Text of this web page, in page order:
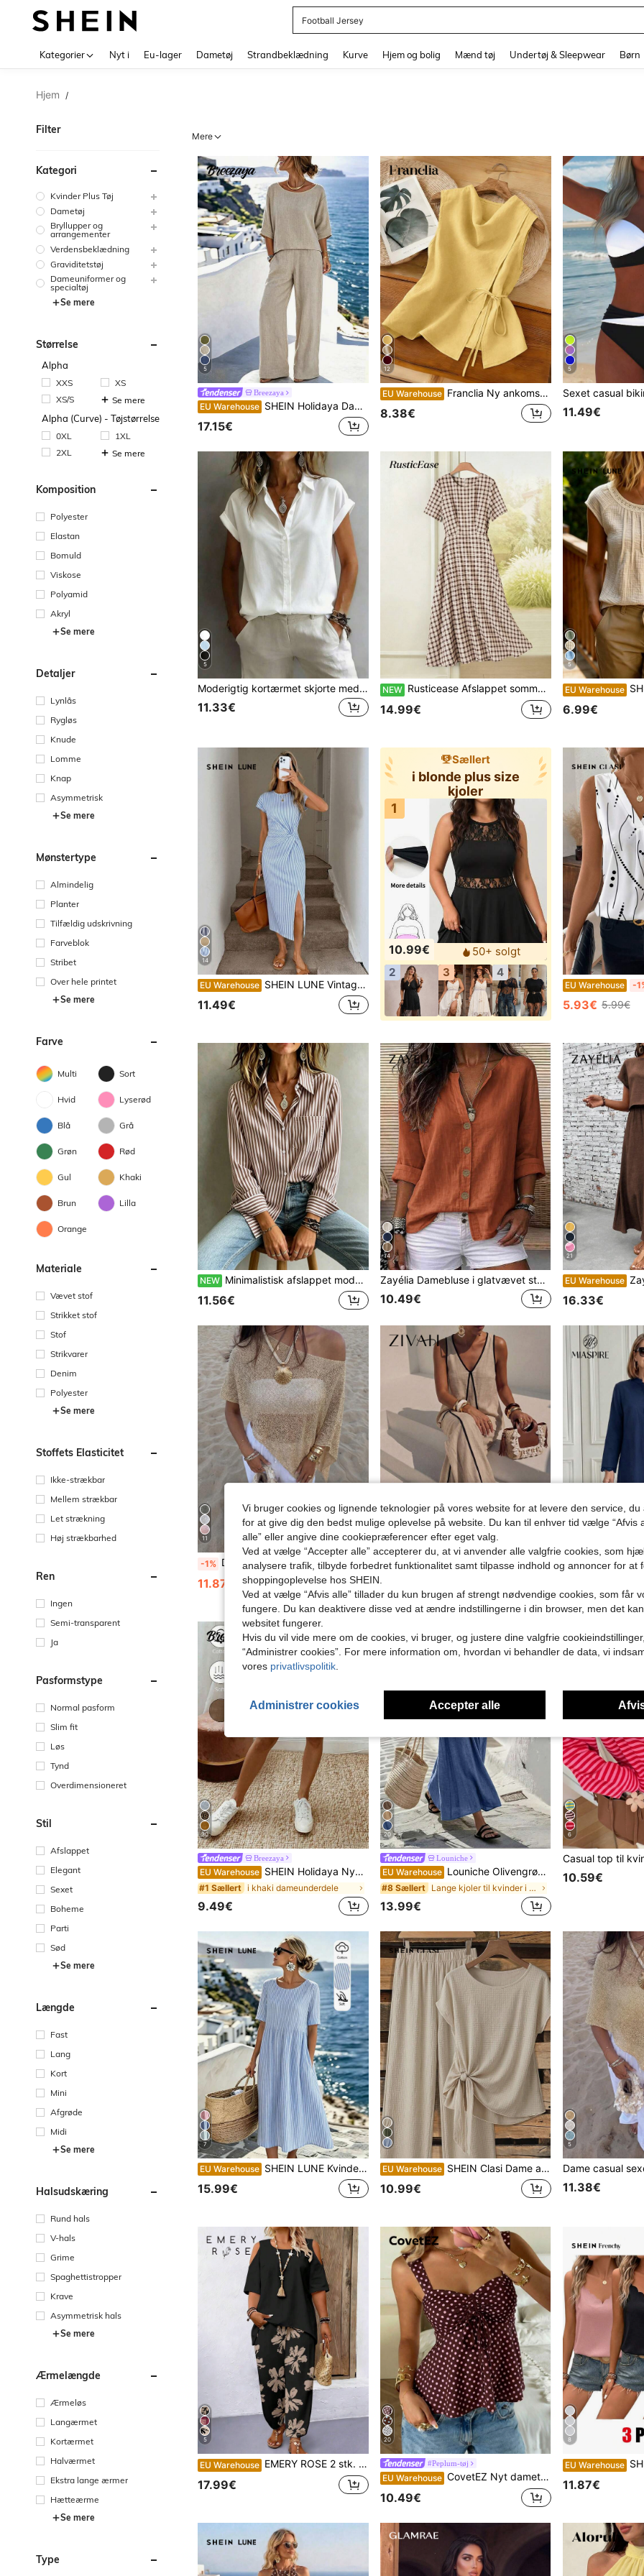
Football Jersey
Kategorier Nyt i Eu-lager Dametøj Strandbeklædning Kurve Hjem og bolig Mænd tøj Undertøj & Sleepwear Børn
Hjem /
Filter
Kategori
Kvinder Plus Tøj
Dametøj
Bryllupper og
arrangementer
Verdensbeklædning
Graviditetstøj
Dameuniformer og
specialtøj
Se mere
Størrelse
Alpha
XXS
XS
XS/S
Se mere
Alpha (Curve) - Tøjstørrelse
0XL
1XL
2XL
Se mere
Komposition
Polyester
Elastan
Bomuld
Viskose
Polyamid
Akryl
Se mere
Detaljer
Lynlås
Rygløs
Knude
Lomme
Knap
Asymmetrisk
Se mere
Mønstertype
Almindelig
Planter
Tilfældig udskrivning
Farveblok
Stribet
Over hele printet
Se mere
Farve
Multi Sort
Hvid Lyserød
Blå Grå
Grøn Rød
Gul Khaki
Brun Lilla
Orange
Materiale
Vævet stof
Strikket stof
Stof
Strikvarer
Denim
Polyester
Se mere
Stoffets Elasticitet
Ikke-strækbar
Mellem strækbar
Let strækning
Høj strækbarhed
Ren
Ingen
Semi-transparent
Ja
Pasformstype
Normal pasform
Slim fit
Løs
Tynd
Overdimensioneret
Stil
Afslappet
Elegant
Sexet
Boheme
Parti
Sød
Se mere
Længde
Fast
Lang
Kort
Mini
Afgrøde
Midi
Se mere
Halsudskæring
Rund hals
V-hals
Grime
Spaghettistropper
Krave
Asymmetrisk hals
Se mere
Ærmelængde
Ærmeløs
Langærmet
Kortærmet
Halværmet
Ekstra lange ærmer
Hætteærme
Se mere
Type
Mere
5
Breezaya
EU Warehouse SHEIN Holidaya Damesæt i bomuldshør, buksedragt, kort top, rund hals ensfarvet, moderigtig gadestil, afslappet hverdag og udendørs, hør abrikosfarvet, sommer, normal pasform, velegnet til hverdagsbrug
17.15€
12
EU Warehouse Franclia Ny ankomst Ærmeløs Unikt Design Tanktop Til Kvinder, Forår/Sommer Gul Topbluse Dametoppe Gult Tøj Sommertoppe Gule Toppe Til Kvinder Elegant
8.38€
5
11.49€
5
Moderigtig kortærmet skjorte med krave til kvinder, alsidig løs afslappet ærmeløs top til pendling, ensfarvet hvid sommerbluse med knapper foran, Office Siren, fra arbejde til weekend
11.33€
NEW Rusticease Afslappet sommerkjole i tern til daglig brug for midaldrende og ældre kvinder
14.99€
5
EU Warehouse SHEIN
6.99€
14
EU Warehouse SHEIN LUNE Vintage Colorblock Stribet Nautisk Print Elegant Talje Twist Høj Slids Ærmeløs Midikjole, Dame Casual Strik Tekstur Bodycon Kjole, Dame Fødselsdagsoutfit, Dame Fitnesssæt, Dame Bryllupsgæstekjole, Dame Kontortøj
11.49€
Sællert
i blonde plus size
kjoler
1
10.99€
50+ solgt
2
3 4
EU Warehouse -
5.93€ 5.99€
NEW Minimalistisk afslappet mode løs ærmeløs skjorte til kvinder, fransk stribet vintageprint, alsidig slankende elegant bluse til kontor og daglig pendling
11.56€
14
Zayélia Damebluse i glatvævet stof, elegant og enkel, afslappet sommerbluse, arbejdsskjorte
10.49€
21
EU Warehouse Zayélia 2 stk./
16.33€
11
-1% Dame casual sexet skinnende letvægts ensfarvet strikket cover-up top med udskæringer, flagermusærmer, asymmetrisk kant og kappe-stil, til sommerferie, strand, musikfestival, countryferie, casual street date og resortwear
11.87€ 11.99€
#Sommer Elegant
12.99€ 17.99€
30
Breezaya
EU Warehouse SHEIN Holidaya Nye sommershorts i hør med løbegang og rullekant til kvinder. De er fremstillet af hørtekstureret stof, kombineret med en elastisk talje med løbegang og rullekantdetaljer, hvilket giver et afslappet, men elegant look. De er velegnede til daglige udflugter, ferier eller lette, afslappede lejligheder. Et alsidigt stykke tøj i kategorien afslappede shorts med løbegang, khakifarvede elegante bukser og løse, slankebukser.
#1 Sællert i khaki dameunderdele
9.49€
20
Louniche
EU Warehouse Louniche Olivengrøn ærmeløs damekjole med krydset taljedesign, minimalistisk stil der viser elegance, velegnet til hverdagsbrug, eftermiddagste, afslappede sammenkomster og let forretningspendling
#8 Sællert Lange kjoler til kvinder i A-linje
13.99€
6
10.59€
7
EU Warehouse SHEIN LUNE Kvinders forår/sommer ny afslappet kjole i hørlignende bomuldsstof, alsidig til strandferie, daglig sammenkomst, pendling, retro blå & hvid stribet stof kjole med korte ærmer og rund hals
15.99€
EU Warehouse SHEIN Clasi Dame afslappet skjorte med sløjfe og løse bukser med lige ben, 2-delt sæt, dame sommeroutfit, dame fritidstøj
10.99€
5
11.38€
5
EU Warehouse EMERY ROSE 2 stk. plus size off-shoulder kortærmet top og afslappet løs, behagelig bukser sæt, plus size printet outfit
17.99€
20
#Peplum-tøj
EU Warehouse CovetEZ Nyt dametøj forår/sommer 2026: Brun polkaprikket, sød, afslappet, alsidig bluse/tanktop med flæsebånd og snøre, sommertop
10.49€
8
EU Warehouse SHEIN Frenchy 3 stk.
11.87€
Vi bruger cookies og lignende teknologier på vores website for at levere den service, du
for at give dig den bedst mulige oplevelse på website. Du kan til enhver tid vælge “Afvis
alle” eller angive dine cookiepræferencer efter eget valg.
Ved at vælge “Accepter alle” accepterer du, at vi anvender alle valgfrie cookies, som
analysere trafik, tilbyde forbedret funktionalitet samt tilpasse indhold og annoncer for at
shoppingoplevelse hos SHEIN.
Ved at vælge “Afvis alle” tillader du kun brugen af strengt nødvendige cookies, som får
fungere. Du kan deaktivere disse ved at ændre indstillingerne i din browser, men det
websitet fungerer.
Hvis du vil vide mere om de cookies, vi bruger, og justere dine valgfrie
“Administrer cookies”. For mere information om, hvordan vi behandler de data, vi
vores privatlivspolitik
Administrer cookies Accepter alle